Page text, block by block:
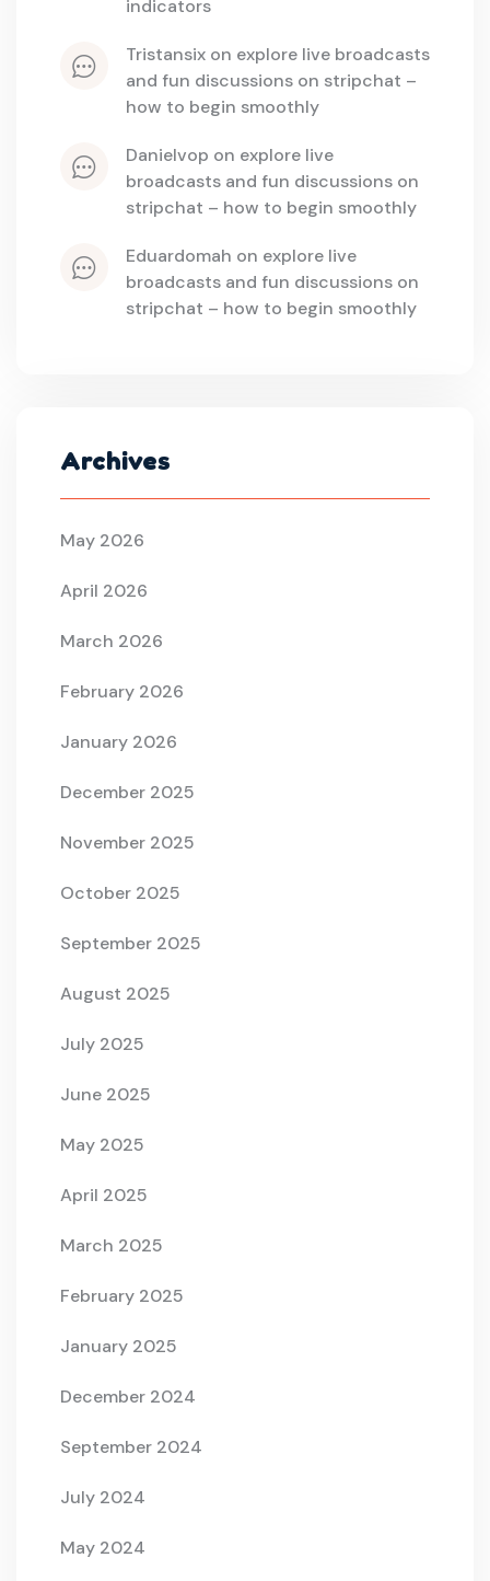
indicators
tristansix on explore live broadcasts
and fun discussions on stripchat –
how to begin smoothly
danielvop on explore live
broadcasts and fun discussions on
stripchat – how to begin smoothly
eduardomah on explore live
broadcasts and fun discussions on
stripchat – how to begin smoothly
Archives
May 2026
April 2026
March 2026
February 2026
January 2026
December 2025
November 2025
October 2025
September 2025
August 2025
July 2025
June 2025
May 2025
April 2025
March 2025
February 2025
January 2025
December 2024
September 2024
July 2024
May 2024